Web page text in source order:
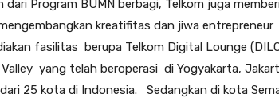
dari Program BUMN berbagi, Telkom juga
kreatifitas dan jiwa
fasilitas berupa Telkom Digital Lounge
yang telah beroperasi di Yogyakarta,
25 kota di Indonesia. Sedangkan di kota